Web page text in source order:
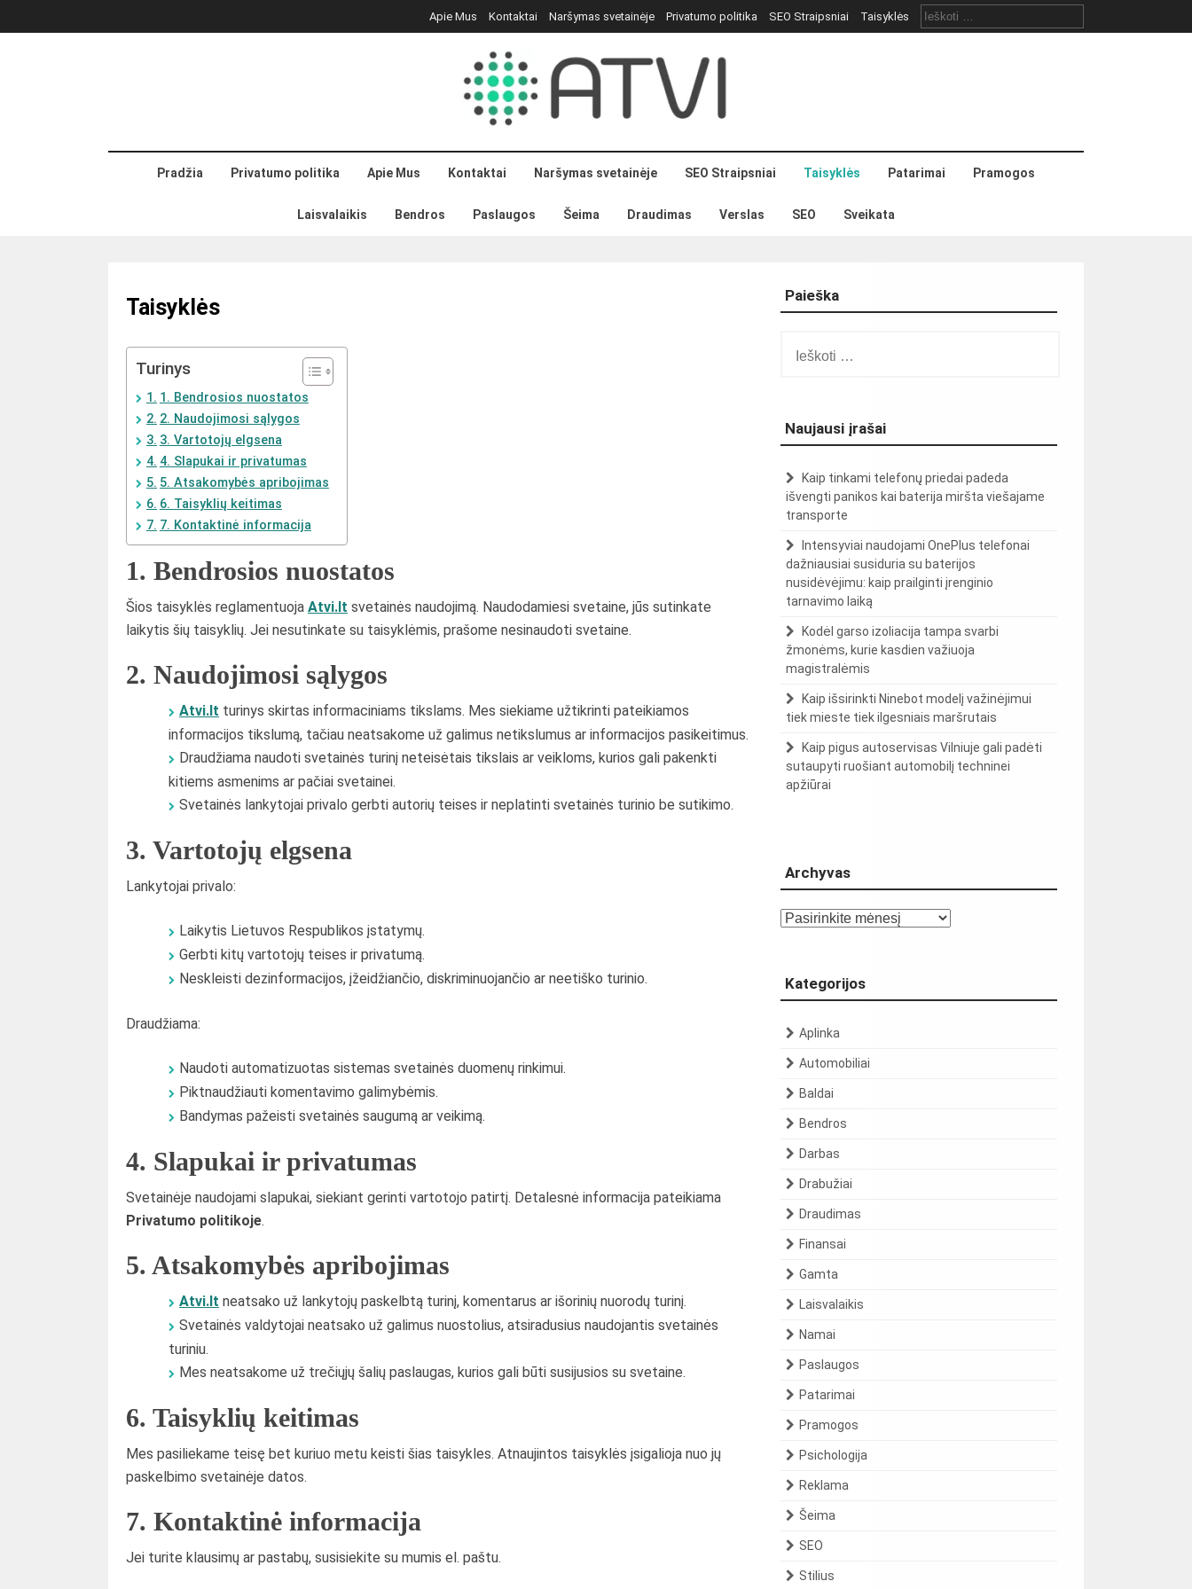
to
Apie Mus Kontaktai Naršymas svetainėje Privatumo politika SEO Straipsniai Taisyklės Ieškoti:
Pradžia Privatumo politika Apie Mus Kontaktai Naršymas svetainėje SEO Straipsniai Taisyklės Patarimai Pramogos
Laisvalaikis Bendros Paslaugos Šeima Draudimas Verslas SEO Sveikata
Taisyklės
Turinys
1. Bendrosios nuostatos
2. Naudojimosi sąlygos
3. Vartotojų elgsena
4. Slapukai ir privatumas
5. Atsakomybės apribojimas
6. Taisyklių keitimas
7. Kontaktinė informacija
1. Bendrosios nuostatos
Šios taisyklės reglamentuoja Atvi.lt svetainės naudojimą. Naudodamiesi svetaine, jūs sutinkate
laikytis šių taisyklių. Jei nesutinkate su taisyklėmis, prašome nesinaudoti svetaine.
2. Naudojimosi sąlygos
Atvi.lt turinys skirtas informaciniams tikslams. Mes siekiame užtikrinti pateikiamos
informacijos tikslumą, tačiau neatsakome už galimus netikslumus ar informacijos pasikeitimus.
Draudžiama naudoti svetainės turinį neteisėtais tikslais ar veikloms, kurios gali pakenkti
kitiems asmenims ar pačiai svetainei.
Svetainės lankytojai privalo gerbti autorių teises ir neplatinti svetainės turinio be sutikimo.
3. Vartotojų elgsena
Lankytojai privalo:
Laikytis Lietuvos Respublikos įstatymų.
Gerbti kitų vartotojų teises ir privatumą.
Neskleisti dezinformacijos, įžeidžiančio, diskriminuojančio ar neetiško turinio.
Draudžiama:
Naudoti automatizuotas sistemas svetainės duomenų rinkimui.
Piktnaudžiauti komentavimo galimybėmis.
Bandymas pažeisti svetainės saugumą ar veikimą.
4. Slapukai ir privatumas
Svetainėje naudojami slapukai, siekiant gerinti vartotojo patirtį. Detalesnė informacija pateikiama
Privatumo politikoje.
5. Atsakomybės apribojimas
Atvi.lt neatsako už lankytojų paskelbtą turinį, komentarus ar išorinių nuorodų turinį.
Svetainės valdytojai neatsako už galimus nuostolius, atsiradusius naudojantis svetainės
turiniu.
Mes neatsakome už trečiųjų šalių paslaugas, kurios gali būti susijusios su svetaine.
6. Taisyklių keitimas
Mes pasiliekame teisę bet kuriuo metu keisti šias taisykles. Atnaujintos taisyklės įsigalioja nuo jų
paskelbimo svetainėje datos.
7. Kontaktinė informacija
Jei turite klausimų ar pastabų, susisiekite su mumis el. paštu.
Paieška
Naujausi įrašai
Kaip tinkami telefonų priedai padeda
išvengti panikos kai baterija miršta viešajame
transporte
Intensyviai naudojami OnePlus telefonai
dažniausiai susiduria su baterijos
nusidėvėjimu: kaip prailginti įrenginio
tarnavimo laiką
Kodėl garso izoliacija tampa svarbi
žmonėms, kurie kasdien važiuoja
magistralėmis
Kaip išsirinkti Ninebot modelį važinėjimui
tiek mieste tiek ilgesniais maršrutais
Kaip pigus autoservisas Vilniuje gali padėti
sutaupyti ruošiant automobilį techninei
apžiūrai
Archyvas
Archyvas
Kategorijos
Aplinka
Automobiliai
Baldai
Bendros
Darbas
Drabužiai
Draudimas
Finansai
Gamta
Laisvalaikis
Namai
Paslaugos
Patarimai
Pramogos
Psichologija
Reklama
Šeima
SEO
Stilius